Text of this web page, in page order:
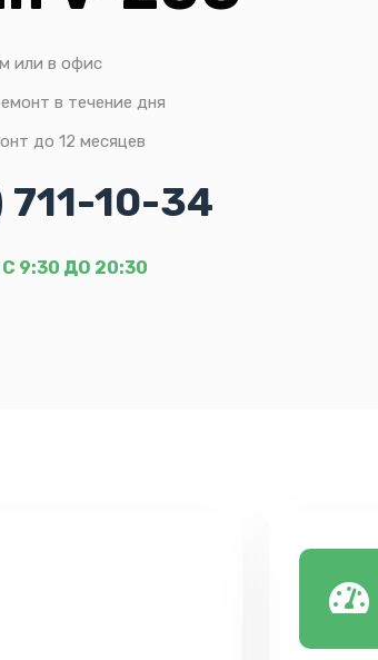
или в офис
в течение дня
до 12 месяцев
711-10-34
9:30 ДО 20:30